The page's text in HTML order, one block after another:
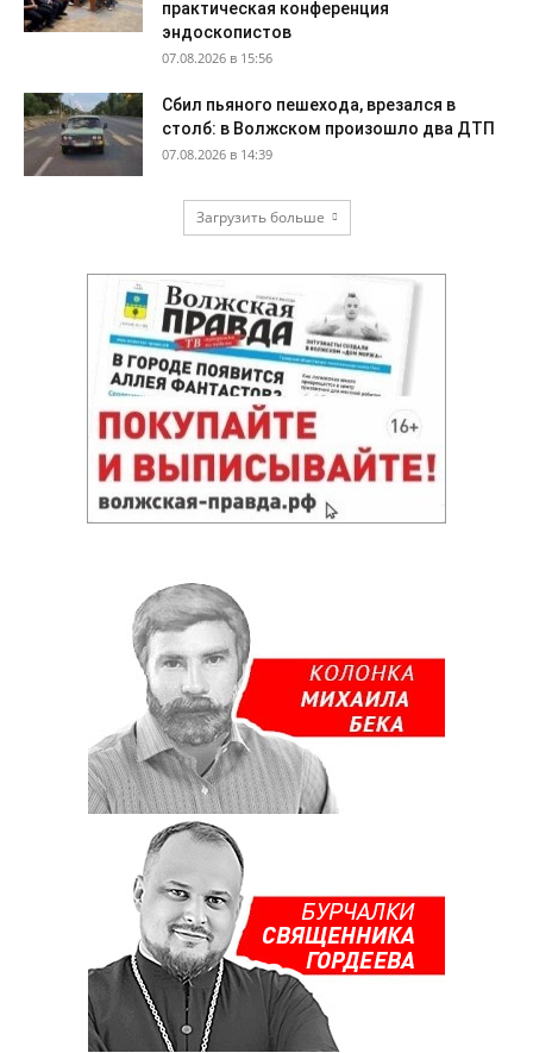
практическая конференция
эндоскопистов
07.08.2026 в 15:56
Сбил пьяного пешехода, врезался в
столб: в Волжском произошло два ДТП
07.08.2026 в 14:39
Загрузить больше